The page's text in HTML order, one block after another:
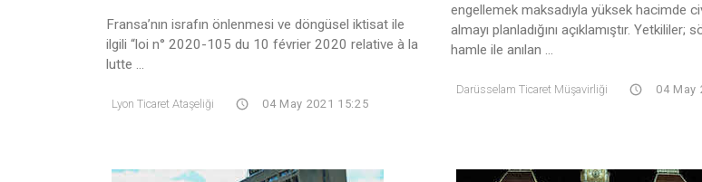
Fransa’nın israfın önlenmesi ve döngüsel iktisat ile
ilgili “loi n° 2020-105 du 10 février 2020 relative à la
lutte ...
Lyon Ticaret Ataşeliği 04 May 2021 15:25
engellemek maksadıyla yüksek hacimde
almayı planladığını açıklamıştır. Yetkililer;
hamle ile anılan ...
Darüsselam Ticaret Müşavirliği 04 May